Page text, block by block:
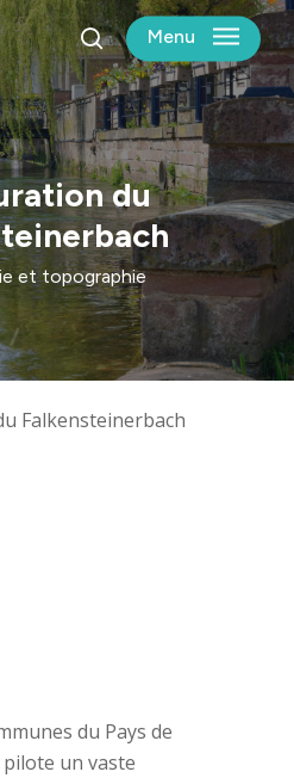
search
Menu
du
et topographie
Falkensteinerbach
du Pays de
un vaste